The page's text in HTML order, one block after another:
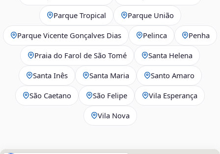
Parque Tropical Parque União
Parque Vicente Gonçalves Dias Pelinca Penha
Praia do Farol de São Tomé Santa Helena
Santa Inês Santa Maria Santo Amaro
São Caetano São Felipe Vila Esperança
Vila Nova